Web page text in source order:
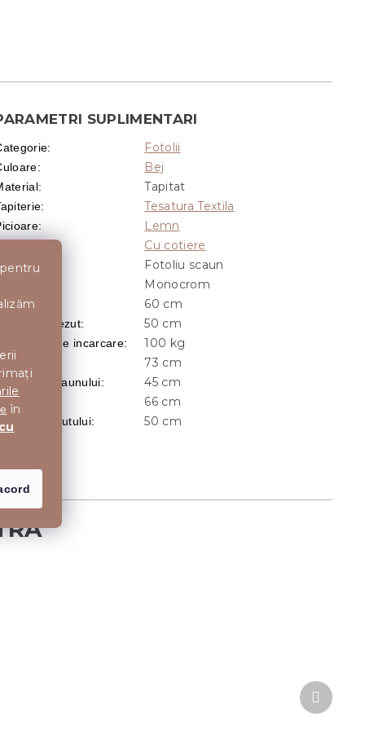
în
următor
SUPLIMENTARI
: Fotolii
: Bej
: Tapitat
: Tesatura Textila
: Lemn
Cu cotiere
: Fotoliu scaun
Monocrom
60 cm
Adancime sezut: 50 cm
Capacitate de incarcare: 100 kg
73 cm
Inaltimea Scaunului: 45 cm
Latime 66 cm
Latimea Sezutului: 50 cm